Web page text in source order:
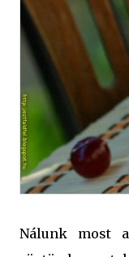
Nálunk most